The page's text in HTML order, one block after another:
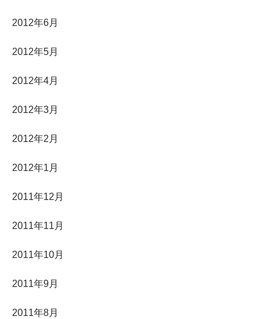
2012年6月
2012年5月
2012年4月
2012年3月
2012年2月
2012年1月
2011年12月
2011年11月
2011年10月
2011年9月
2011年8月